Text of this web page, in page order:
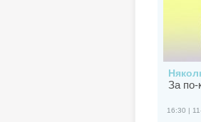
За по-
16:30 |